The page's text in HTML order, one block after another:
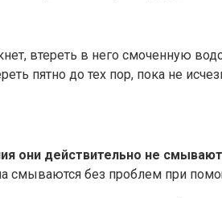
втереть в него смоченную
пятно до тех пор, пока не
они действительно не
смываются без проблем при